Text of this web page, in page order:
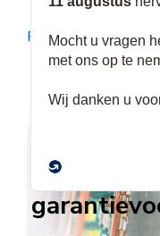
RMA - Warranty
Suppliers